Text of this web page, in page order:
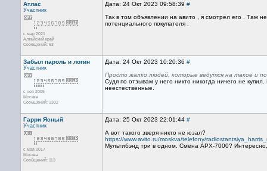
Атлас
Участник
с мар 2021
Алтайский край
Сообщений: 63
Дата: 24 Окт 2023 09:58:39 #
Так в том объявлении на авито , я смотрел его . Там
потенциального покупателя .
Забыл пароль и логин
Участник
с ноя 2005
Москва
Сообщений: 1302
Дата: 24 Окт 2023 10:20:36 #
Просто жалко людей, которые ведутся на такое и
Судя по отзывам у него никто никогда ничего не
неестественные.
Гарри Ясный
Участник
с мая 2017
Москва
Сообщений: 113
Дата: 25 Окт 2023 22:01:44 #
А вот такого зверя никто не юзал?
https://www.avito.ru/moskva/telefony/
Мультибэнд три в одном. Смена АРХ-7000?